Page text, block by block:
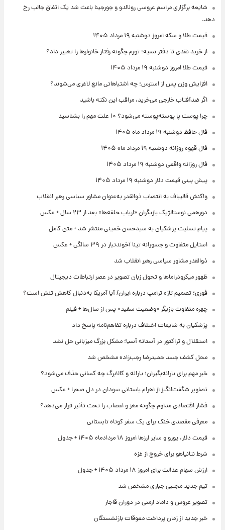
شایعه برگزاری مراسم عروسی رونالدو و جورجینا باعث شد یک اتفاق جالب رخ
دهد.
قیمت طلا و سکه امروز دوشنبه ۱۹ مرداد ۱۴۰۵
از خرید نقدی تا دفتر نسیه؛ تورم چگونه رفتار خانوارها را تغییر داد؟
قیمت طلا امروز دوشنبه ۱۹ مرداد ۱۴۰۵
افزایش وزن پس از استرس؛ چه اشتباهاتی مانع لاغری می‌شوند؟
اگر ضدآفتاب خارجی می‌خرید، مراقب این نکته باشید
چرا پوست پا پوسته‌پوسته می‌شود؟ ۱۰ علت مهم را بشناسید
فال حافظ دوشنبه ۱۹ مرداد ماه ۱۴۰۵
فال قهوه روزانه دوشنبه ۱۹ مرداد ماه ۱۴۰۵
فال روزانه واقعی دوشنبه ۱۹ مرداد ۱۴۰۵
پیش‌ بینی قیمت دلار دوشنبه ۱۹ مرداد ۱۴۰۵
واکنش قالیباف به انتصاب ذوالقدر به‌عنوان مشاور سیاسی رهبر انقلاب
دورهمی نوستالژیک بازیگران «ارباب حلقه‌ها» بعد از ۲۳ سال + عکس
پیام تسلیت پزشکیان به سیدحسن خمینی منتشر شد + متن کامل
استایل متفاوت و جسورانه تینا آخوندتبار در ۳۹ سالگی + عکس
ذوالقدر مشاور سیاسی رهبر انقلاب شد
ظهور میکرودراماها و تحول زبان تصویر در عصر ارتباطات دیجیتال
فوری؛ تصمیم تازه ترامپ درباره ایران/ آیا آمریکا به‌دنبال کاهش تنش است؟
چهره متفاوت بازیگر «وضعیت سفید» پس از سال‌ها + فیلم
پزشکیان به شایعات اختلاف درباره تفاهم‌نامه پاسخ داد
استقلال و تراکتور در آستانه آسیا؛ مشکل بزرگ میزبانی حل نشد
محل کشف جسد حمیدرضا رجب‌زاده مشخص شد
خبر مهم برای یارانه‌بگیران؛ یارانه و کالابرگ چه کسانی حذف می‌شود؟
تصاویر شگفت‌انگیز از اهرام باستانی سودان در دل صحرا + عکس
فشار اقتصادی مداوم چگونه مغز و اعصاب را تحت تأثیر قرار می‌دهد؟
معرفی مقصدی خنک برای یک سفر کوتاه تابستانی
قیمت دلار، یورو و سایر ارزها امروز ۱۸ مردادماه ۱۴۰۵ + جدول
شرط نتانیاهو برای خروج از غزه
ارزش سهام عدالت برای امروز ۱۸ مرداد ۱۴۰۵ + جدول
تیم جدید مجتبی جباری مشخص شد
تصویر عروس و داماد ارمنی در دوران قاجار
خبر جدید از زمان پرداخت معوقات بازنشستگان